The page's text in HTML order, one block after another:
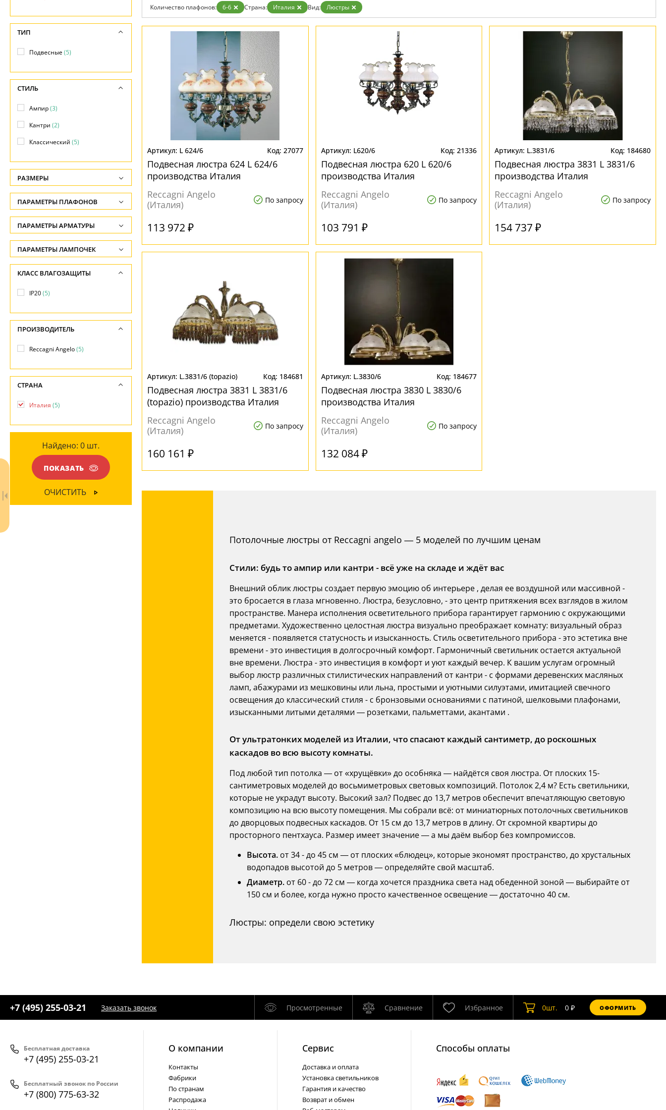
Контакты
Количество плафонов: 6-6 Страна: Италия Вид: Люстры
L 624/6 27077
Подвесная люстра 624 L 624/6
производства Италия
Reccagni Angelo
(Италия)
По запросу
113 972 ₽
L620/6 21336
Подвесная люстра 620 L 620/6
производства Италия
Reccagni Angelo
(Италия)
По запросу
103 791 ₽
L.3831/6 184680
Подвесная люстра 3831 L 3831/6
производства Италия
Reccagni Angelo
(Италия)
По запросу
154 737 ₽
L.3831/6 (topazio) 184681
Подвесная люстра 3831 L 3831/6
(topazio) производства Италия
Reccagni Angelo
(Италия)
По запросу
160 161 ₽
L.3830/6 184677
Подвесная люстра 3830 L 3830/6
производства Италия
Reccagni Angelo
(Италия)
По запросу
132 084 ₽
Потолочные люстры от Reccagni angelo — 5 моделей по лучшим ценам
Стили: будь то ампир или кантри - всё уже на складе и ждёт вас
Внешний облик люстры создает первую эмоцию об интерьере , делая ее воздушной или массивной -
это бросается в глаза мгновенно. Люстра, безусловно, - это центр притяжения всех взглядов в жилом
пространстве. Манера исполнения осветительного прибора гарантирует гармонию с окружающими
предметами. Художественно целостная люстра визуально преображает комнату: визуальный образ
меняется - появляется статусность и изысканность. Стиль осветительного прибора - это эстетика вне
времени - это инвестиция в долгосрочный комфорт. Гармоничный светильник остается актуальной
вне времени. Люстра - это инвестиция в комфорт и уют каждый вечер. К вашим услугам огромный
выбор люстр различных стилистических направлений от кантри - с формами деревенских масляных
ламп, абажурами из мешковины или льна, простыми и уютными силуэтами, имитацией свечного
освещения до классический стиля - с бронзовыми основаниями с патиной, шелковыми плафонами,
изысканными литыми деталями — розетками, пальметтами, акантами .
От ультратонких моделей из Италии, что спасают каждый сантиметр, до роскошных
каскадов во всю высоту комнаты.
Под любой тип потолка — от «хрущёвки» до особняка — найдётся своя люстра. От плоских 15-
сантиметровых моделей до восьмиметровых световых композиций. Потолок 2,4 м? Есть светильники,
которые не украдут высоту. Высокий зал? Подвес до 13,7 метров обеспечит впечатляющую световую
композицию на всю высоту помещения. Мы собрали всё: от миниатюрных потолочных светильников
до дворцовых подвесных каскадов. От 15 см до 13,7 метров в длину. От скромной квартиры до
просторного пентхауса. Размер имеет значение — а мы даём выбор без компромиссов.
Высота. от 34 - до 45 см — от плоских «блюдец», которые экономят пространство, до хрустальных
водопадов высотой до 5 метров — определяйте свой масштаб.
Диаметр. от 60 - до 72 см — когда хочется праздника света над обеденной зоной — выбирайте от
150 см и более, когда нужно просто качественное освещение — достаточно 40 см.
Люстры: определи свою эстетику
ТИП
Подвесные(5)
СТИЛЬ
Ампир(3)
Кантри (2)
Классический (5)
РАЗМЕРЫ
Высота, см
-
Диаметр, см
-
ПАРАМЕТРЫ ПЛАФОНОВ
ФОРМА ПЛАФОНА
Декоративный(4)
Полушар(1)
ПОВЕРХНОСТЬ
НАПРАВЛЕНИЕ
Вверх(2)
Вниз(3)
Стекло(5)
ЦВЕТ ПЛАФОНОВ
Бежевый(1)
ПАРАМЕТРЫ АРМАТУРЫ
ЦВЕТ АРМАТУРЫ
Бронза(5)
МАТЕРИАЛ
Дерево(2)
Металл(5)
ПОВЕРХНОСТЬ
ПАРАМЕТРЫ ЛАМПОЧЕК
Количество ламп
-
Общая мощность ламп
-
Напряжение
-
КЛАСС ВЛАГОЗАЩИТЫ
IP20(5)
ПРОИЗВОДИТЕЛЬ
Reccagni Angelo(5)
СТРАНА
Италия (5)
Найдено: 0 шт.
ПОКАЗАТЬ
ОЧИСТИТЬ
+7 (495) 255-03-21 Заказать звонок Просмотренные Сравнение Избранное 0шт. 0₽ ОФОРМИТЬ
Бесплатная доставка
+7 (495) 255-03-21
Бесплатный звонок по России
+7 (800) 775-63-32
О компании
Контакты
Фабрики
По странам
Распродажа
Cервис
Доставка и оплата
Установка светильников
Гарантия и качество
Возврат и обмен
Способы оплаты